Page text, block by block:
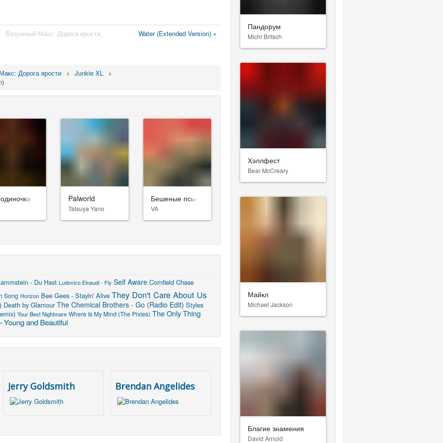
Безумный Макс: Дорога ярости Water (Extended Version) »
Дорога ярости
Junkie XL
Palworld
Tatsuya Yano
Бешеные псы
VA
- Du Hast Ludovico Einaudi - Fly Self Aware Cornfield Chase
Song Horizon Bee Gees - Stayin' Alive They Don't Care About Us
Death by Glamour The Chemical Brothers - Go (Radio Edit) Styles
Your Best Nightmare Where Is My Mind (The Pixies) The Only Thing
Young and Beautiful
Jerry Goldsmith Brendan Angelides
Пандорум
Michl Britsch
Хэллфест
Bear McCreary
Майкл
Michael Jackson
Благие знамения
David Arnold